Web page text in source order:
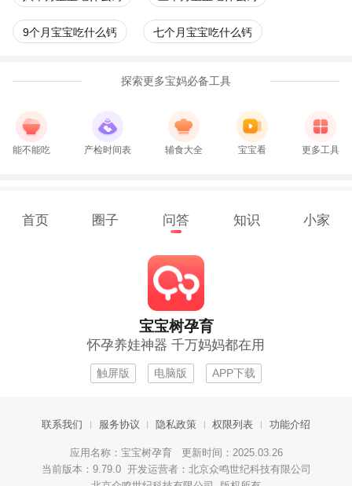
9个月宝宝吃什么钙 七个月宝宝吃什么钙
探索更多宝妈必备工具
能不能吃 产检时间表 辅食大全 宝宝看 更多工具
首页 圈子 问答 知识 小家
宝宝树孕育
怀孕养娃神器 千万妈妈都在用
触屏版 电脑版 APP下载
联系我们 服务协议 隐私政策 权限列表 功能介绍
应用名称：宝宝树孕育 更新时间：2025.03.26
当前版本：9.79.0 开发运营者：北京众鸣世纪科技有限公司